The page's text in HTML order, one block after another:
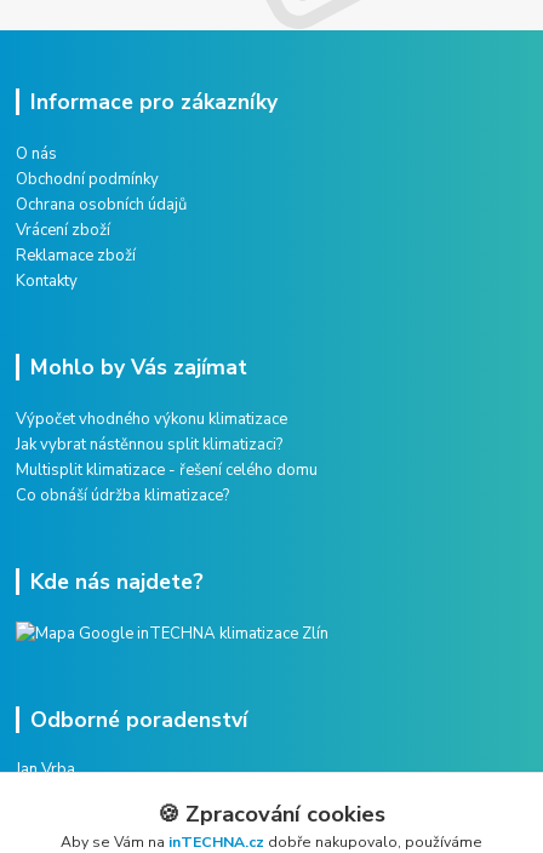
Informace pro zákazníky
O nás
Obchodní podmínky
Ochrana osobních údajů
Vrácení zboží
Reklamace zboží
Kontakty
Mohlo by Vás zajímat
Výpočet vhodného výkonu klimatizace
Jak vybrat nástěnnou split klimatizaci?
Multisplit klimatizace - řešení celého domu
Co obnáší údržba klimatizace?
Kde nás najdete?
Odborné poradenství
Jan Vrba
🍪 Zpracování cookies
Aby se Vám na inTECHNA.cz dobře nakupovalo, používáme